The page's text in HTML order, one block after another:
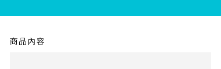
商品內容